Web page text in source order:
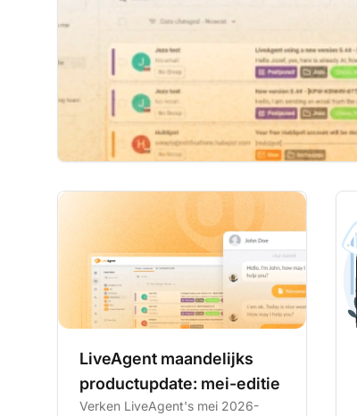
LiveAgent maandelijks
productupdate: mei-editie
Verken LiveAgent's mei 2026-